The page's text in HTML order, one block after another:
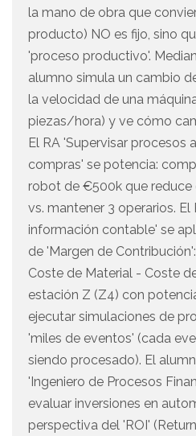
la mano de obra que
producto) NO es fijo, sino
'proceso productivo'.
alumno simula un cambio
la velocidad de una
piezas/hora) y ve cómo
El RA 'Supervisar procesos
compras' se potencia:
robot de €500k que reduce
vs. mantener 3 operarios. El
información contable' se
de 'Margen de
Coste de Material - Coste
estación Z (Z4) con
ejecutar simulaciones de
'miles de eventos' (cada
siendo procesado). El
'Ingeniero de Procesos
evaluar inversiones en
perspectiva del 'ROI'